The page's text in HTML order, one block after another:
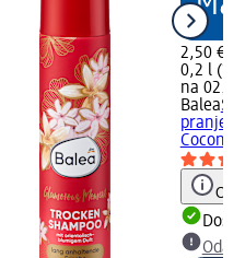
2,50 €
0,2 l
na
Balea
pranje